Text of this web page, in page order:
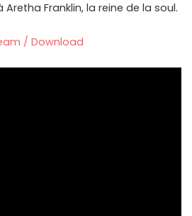
Franklin, la reine de la soul.
/ Download